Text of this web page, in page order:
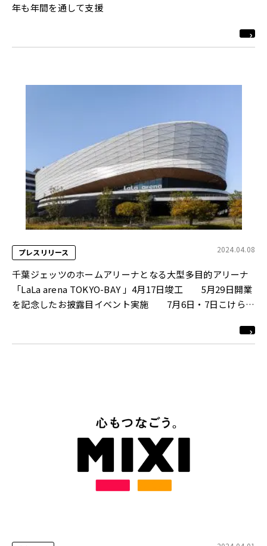
年も年間を通して支援
プレスリリース 2024.04.08
千葉ジェッツのホームアリーナとなる大型多目的アリーナ
「LaLa arena TOKYO-BAY 」4月17日竣工 5月29日開業
を記念したお披露目イベント実施 7月6日・7日こけら落